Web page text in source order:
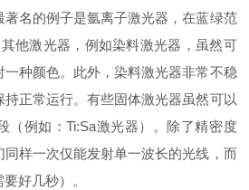
著名的例子是氩离子激光器，在蓝绿范
他激光器，例如染料激光器，虽然可
一种颜色。此外，染料激光器非常不稳
正常运行。有些固体激光器虽然可以
（例如：Ti:Sa激光器）。除了精密度
样一次仅能发射单一波长的光线，而
好几秒）。